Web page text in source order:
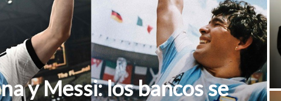
y Messi: los bancos se